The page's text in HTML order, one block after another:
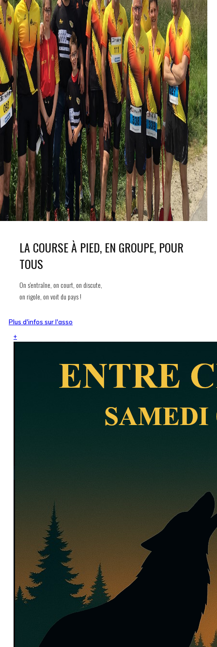
LA COURSE À PIED, EN GROUPE, POUR
TOUS
On s'entraîne, on court, on discute,
on rigole, on voit du pays !
Plus d'infos sur l'asso
+